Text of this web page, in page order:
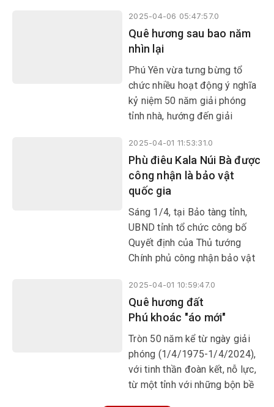
giàu truyền thống yêu nước.
Quá trình mở đất Phú Yên
được thực hiện bằng nỗ lực
không ngừng nghỉ của những
cư dân người Việt đầu tiên khi
đặt chân đến đây.
2025-04-06 05:47:57.0
Quê hương sau bao năm
nhìn lại
Phú Yên vừa tưng bừng tổ
chức nhiều hoạt động ý nghĩa
kỷ niệm 50 năm giải phóng
tỉnh nhà, hướng đến giải
đất nước. Trong niềm vui
chung của dân tộc, tôi bồi hồi
nhớ lại hình ảnh Phú Yên quê
hương mình sau bao nhiêu
năm xây dựng và phát triển để
càng thêm yêu mến, tự hào.
2025-04-01 11:53:31.0
Phù điêu Kala Núi Bà được
công nhận là bảo vật
quốc gia
Sáng 1/4, tại Bảo tàng tỉnh,
UBND tỉnh tổ chức công bố
Quyết định của Thủ tướng
Chính phủ công nhận bảo vật
2025-04-01 10:59:47.0
Quê hương đất
Phú khoác "áo mới"
Tròn 50 năm kể từ ngày giải
phóng (1/4/1975-1/4/2024),
với tinh thần đoàn kết, nỗ lực,
từ một tỉnh với những bộn bề